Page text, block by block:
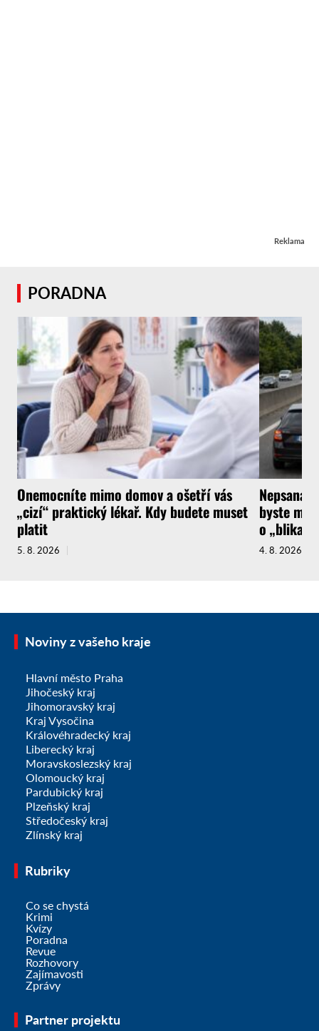
Reklama
PORADNA
Onemocníte mimo domov a ošetří vás
„cizí“ praktický lékař. Kdy budete muset
platit
5. 8. 2026
Nepsaná
byste
o
4. 8. 2026
Noviny z vašeho kraje
Hlavní město Praha
Jihočeský kraj
Jihomoravský kraj
Kraj Vysočina
Královéhradecký kraj
Liberecký kraj
Moravskoslezský kraj
Olomoucký kraj
Pardubický kraj
Plzeňský kraj
Středočeský kraj
Zlínský kraj
Rubriky
Co se chystá
Krimi
Kvízy
Poradna
Revue
Rozhovory
Zajímavosti
Zprávy
Partner projektu